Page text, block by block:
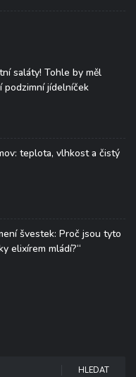
saláty! Tohle by měl
podzimní jídelníček
teplota, vlhkost a čistý
švestek: Proč jsou tyto
elixírem mládí?“
HLEDAT